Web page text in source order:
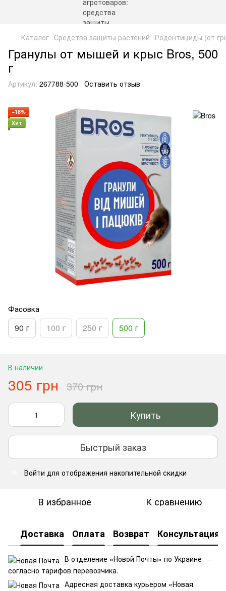
Каталог Средства защиты растений Родентициды (от
Гранулы от мышей и крыс Bros, 500
г
Артикул: 267788-500 Оставить отзыв
−18%
Хит
Фасовка
90 г 100 г 250 г 500 г
В наличии
305 грн 370 грн
Купить
Быстрый заказ
Войти для отображения накопительной скидки
В избранное К сравнению
Доставка Оплата Возврат Консультация
В отделение «Новой Почты» по Украине —
согласно тарифов перевозчика.
Адресная доставка курьером «Новая